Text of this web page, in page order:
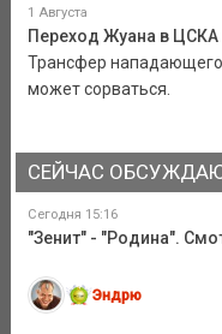
1 Августа
Переход Жуана в
Трансфер
может сорваться.
СЕЙЧАС
Сегодня 15:16
"Зенит" - "Родина".
Эндрю